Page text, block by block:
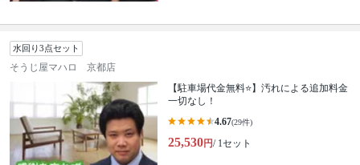
水回り3点セット
そうじ屋マハロ 京都店
【駐車場代金無料⭐️】汚れによる追加料金
一切なし！
4.67(29件)
25,530円/ 1セット